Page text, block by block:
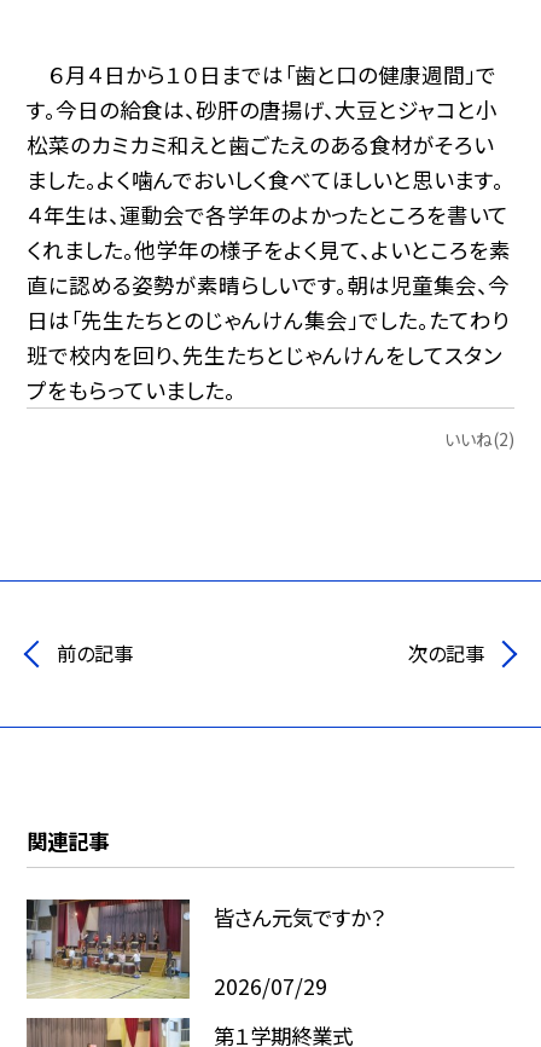
６月４日から１０日までは「歯と口の健康週間」で
す。今日の給食は、砂肝の唐揚げ、大豆とジャコと小
松菜のカミカミ和えと歯ごたえのある食材がそろい
ました。よく噛んでおいしく食べてほしいと思います。
４年生は、運動会で各学年のよかったところを書いて
くれました。他学年の様子をよく見て、よいところを素
直に認める姿勢が素晴らしいです。朝は児童集会、今
日は「先生たちとのじゃんけん集会」でした。たてわり
班で校内を回り、先生たちとじゃんけんをしてスタン
プをもらっていました。
いいね(2)
前の記事 次の記事
関連記事
皆さん元気ですか？
2026/07/29
第１学期終業式